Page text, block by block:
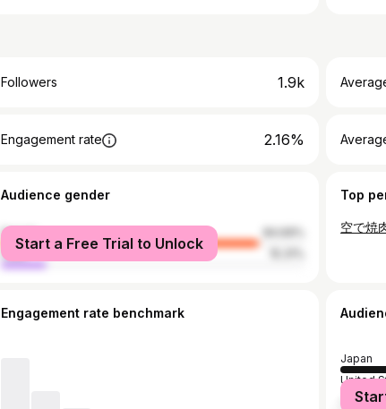
Followers 1.9k
Engagement rate 2.16%
Audience gender
female
male
Start a Free Trial to Unlock
Top
Engagement rate benchmark
Japan
United
China